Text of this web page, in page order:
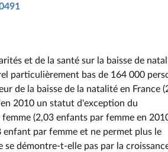
et de la santé sur la baisse de
particulièrement bas de 164 000
de la baisse de la natalité en France
2010 un statut d'exception du
(2,03 enfants par femme en
par femme et ne permet plus le
démontre-t-elle pas par la